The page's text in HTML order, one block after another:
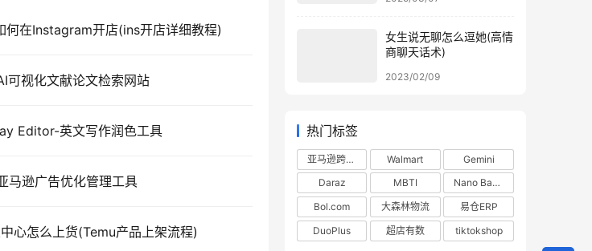
何在Instagram开店(ins开店详细教程)
可视化文献论文检索网站
Editor-英文写作润色工具
马逊广告优化管理工具
心怎么上货(Temu产品上架流程)
女生说无聊怎么逗她(高情
商聊天话术)
2023/02/09
热门标签
亚马逊跨境电商 Walmart
Gemini
Daraz
MBTI
Nano Banana
Bol.com
大森林物流
易仓ERP
DuoPlus
超店有数 tiktokshop